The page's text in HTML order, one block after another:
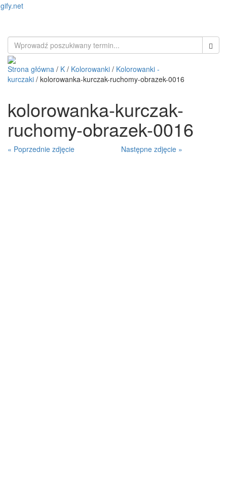
gify.net
Strona główna / K / Kolorowanki / Kolorowanki -
kurczaki / kolorowanka-kurczak-ruchomy-obrazek-0016
kolorowanka-kurczak-
ruchomy-obrazek-0016
« Poprzednie zdjęcie Następne zdjęcie »